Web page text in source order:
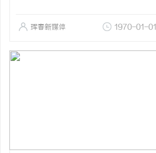
珲春新媒体 1970-01-01